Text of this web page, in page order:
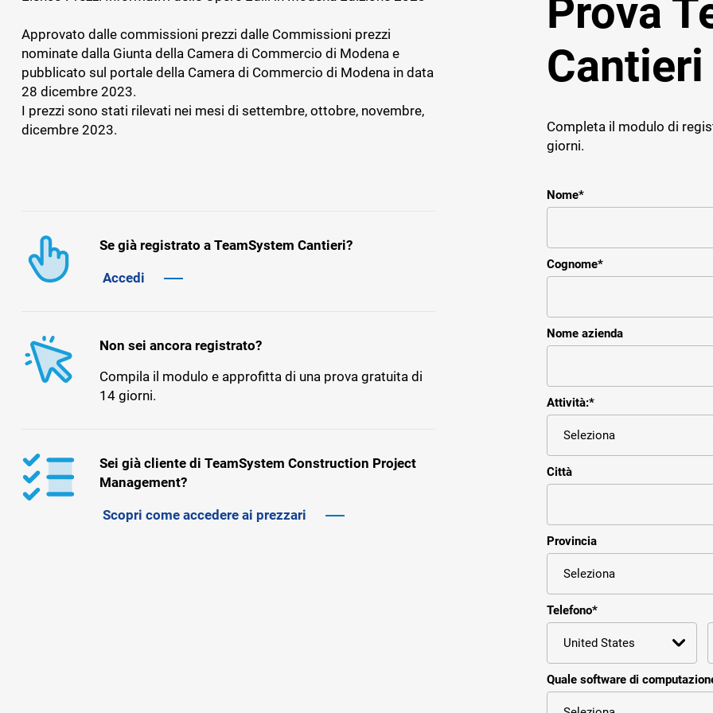
BADGE, ITP E SICUREZZA
TS Safety&Compliance
Sicurezza, compliance e badge digitale
GESTIONALE IMPRESE
Approvato dalle commissioni prezzi dalle Commissioni prezzi
nominate dalla Giunta della Camera di Commercio di Modena e
pubblicato sul portale della Camera di Commercio di Modena in data
28 dicembre 2023.
I prezzi sono stati rilevati nei mesi di settembre, ottobre, novembre,
dicembre 2023.
Se già registrato a TeamSystem Cantieri?
Accedi
Non sei ancora registrato?
Compila il modulo e approfitta di una prova gratuita di
14 giorni.
Sei già cliente di TeamSystem Construction Project
Management?
Scopri come accedere ai prezzari
Prova
Cantieri
Completa il modulo di
giorni.
Nome*
Cognome*
Nome azienda
Attività:*
Città
Provincia
Telefono*
Quale software di